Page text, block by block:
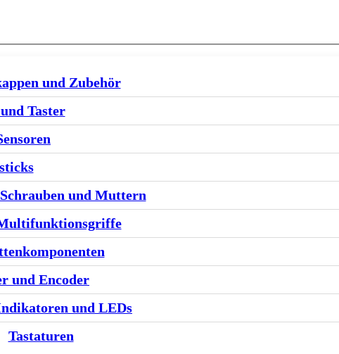
und Zubehör
Taster
und Muttern
und Encoder
und LEDs
Tastaturen